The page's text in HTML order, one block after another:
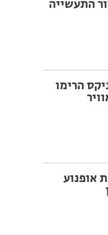
התעשייה
הרימו
אופנוע